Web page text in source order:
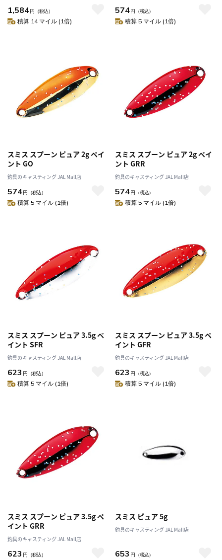
1,584円 （税込）
積算 14 マイル (1倍)
574円 （税込）
積算 5 マイル (1倍)
スミス スプーン ピュア 2g ペイ
ント GO
釣具のキャスティング JAL Mall店
574円 （税込）
積算 5 マイル (1倍)
スミス スプーン ピュア 2g ペイ
ント GRR
釣具のキャスティング JAL Mall店
574円 （税込）
積算 5 マイル (1倍)
スミス スプーン ピュア 3.5g ペ
イント SFR
釣具のキャスティング JAL Mall店
623 円 （税込）
積算 5 マイル (1倍)
スミス スプーン ピュア 3.5g ペ
イント GFR
釣具のキャスティング JAL Mall店
623 円 （税込）
積算 5 マイル (1倍)
スミス スプーン ピュア 3.5g ペ
イント GRR
釣具のキャスティング JAL Mall店
623 円 （税込）
スミス ピュア 5g
釣具のキャスティング JAL Mall店
653 円 （税込）